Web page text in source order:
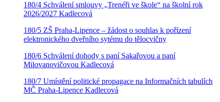
180/4 Schválení smlouvy „Trenéři ve škole“ na školní rok
2026/2027 Kadlecová
180/5 ZŠ Praha-Lipence – žádost o souhlas k pořízení
elektronického dveřního sytému do tělocvičny
180/6 Schválení dohody s paní Sakařovou a paní
Milovanovičovou Kadlecová
180/7 Umístění politické propagace na Informačních tabulích
MČ Praha-Lipence Kadlecová